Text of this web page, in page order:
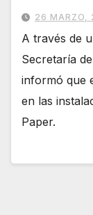
26 MARZO,
A través de
Secretaría
informó que
en las
Paper.